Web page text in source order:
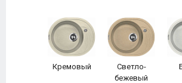
Кремовый
Светло-
бежевый